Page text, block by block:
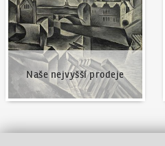
Naše nejvyšší prodeje